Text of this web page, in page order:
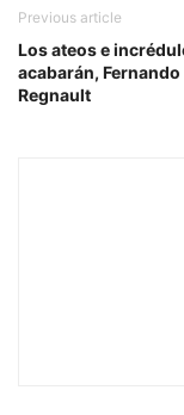
Previous article
Los ateos e
acabarán, Fernando
Regnault